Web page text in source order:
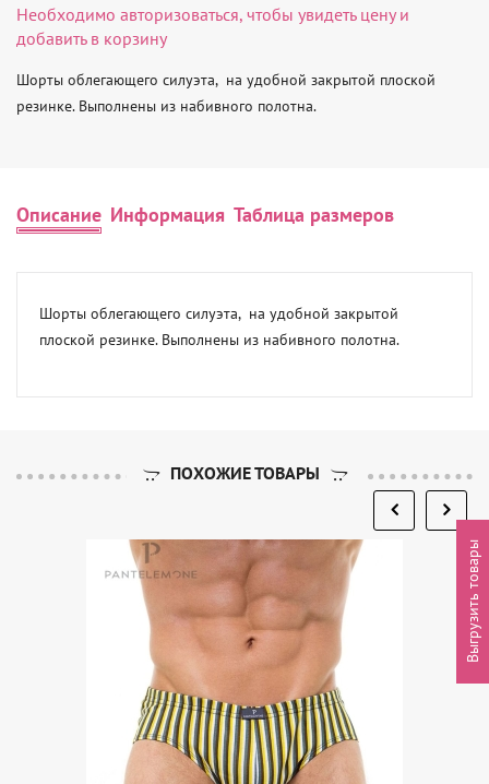
Необходимо авторизоваться, чтобы увидеть цену и
добавить в корзину
Шорты облегающего силуэта,  на удобной закрытой плоской
резинке. Выполнены из набивного полотна.
Описание Информация Таблица размеров
Шорты облегающего силуэта,  на удобной закрытой
плоской резинке. Выполнены из набивного полотна.
ПОХОЖИЕ ТОВАРЫ
Выгрузить товары